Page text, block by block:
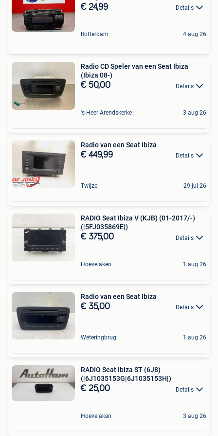
€ 24,99 Details
Rotterdam 4 aug 26
Radio CD Speler van een Seat Ibiza
(Ibiza 08-)
€ 50,00 Details
's-Heer Arendskerke 3 aug 26
Radio van een Seat Ibiza
€ 449,99 Details
Twijzel 29 jul 26
RADIO Seat Ibiza V (KJB) (01-2017/-)
(|5FJ035869E|)
€ 375,00 Details
Hoevelaken 1 aug 26
Radio van een Seat Ibiza
€ 35,00 Details
Weteringbrug 1 aug 26
RADIO Seat Ibiza ST (6J8)
(|6J1035153G|6J1035153H|)
€ 25,00 Details
Hoevelaken 3 aug 26